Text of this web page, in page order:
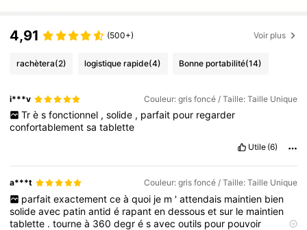
4,91 (500+) Voir plus
rachètera(2) logistique rapide(4) Bonne portabilité(14)
i***v Couleur: gris foncé / Taille: Taille Unique
Tr è s fonctionnel , solide , parfait pour regarder
confortablementsatablette
Utile (6)
a***t Couleur: gris foncé / Taille: Taille Unique
parfait exactement ce à quoi je m ' attendais maintien bien
solideavec patinantidé rapantendessousetsur le maintien
tablette .tourneà 360degrésavecoutils pour pouvoir